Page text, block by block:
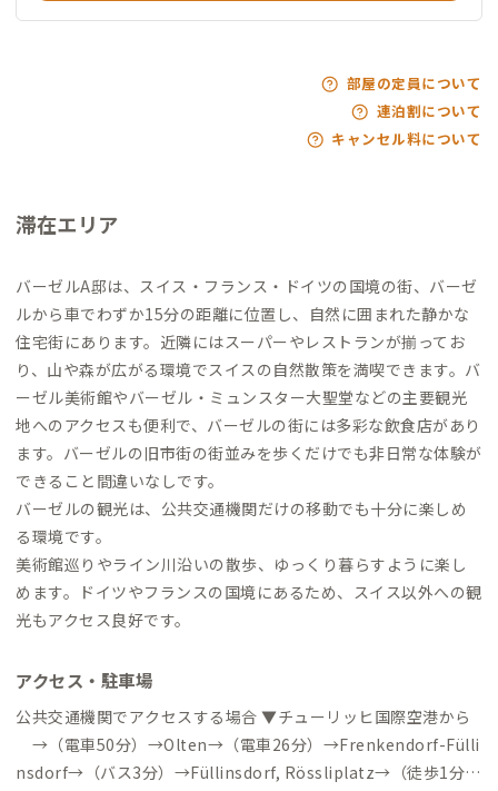
部屋の定員について
連泊割について
キャンセル料について
滞在エリア
バーゼルA邸は、スイス・フランス・ドイツの国境の街、バーゼ
ルから車でわずか15分の距離に位置し、自然に囲まれた静かな
住宅街にあります。近隣にはスーパーやレストランが揃ってお
り、山や森が広がる環境でスイスの自然散策を満喫できます。バ
ーゼル美術館やバーゼル・ミュンスター大聖堂などの主要観光
地へのアクセスも便利で、バーゼルの街には多彩な飲食店があり
ます。バーゼルの旧市街の街並みを歩くだけでも非日常な体験が
できること間違いなしです。
バーゼルの観光は、公共交通機関だけの移動でも十分に楽しめ
る環境です。
美術館巡りやライン川沿いの散歩、ゆっくり暮らすように楽し
めます。ドイツやフランスの国境にあるため、スイス以外への観
光もアクセス良好です。
アクセス・駐車場
公共交通機関でアクセスする場合 ▼チューリッヒ国際空港から
→（電車50分）→Olten→（電車26分）→Frenkendorf-Fülli
nsdorf→（バス3分）→Füllinsdorf, Rössliplatz→（徒歩1分）